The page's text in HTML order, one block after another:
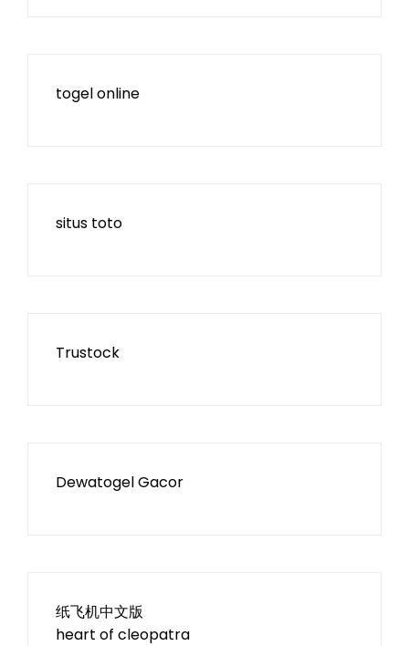
togel online
situs toto
Trustock
Dewatogel Gacor
纸飞机中文版
heart of cleopatra